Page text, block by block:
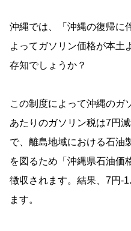
沖縄では、「沖縄の復帰に
よってガソリン価格が本土
存知でしょうか？
この制度によって沖縄のガ
あたりのガソリン税は7円
で、離島地域における石油
を図るため「沖縄県石油価
徴収されます。結果、7円-
ます。